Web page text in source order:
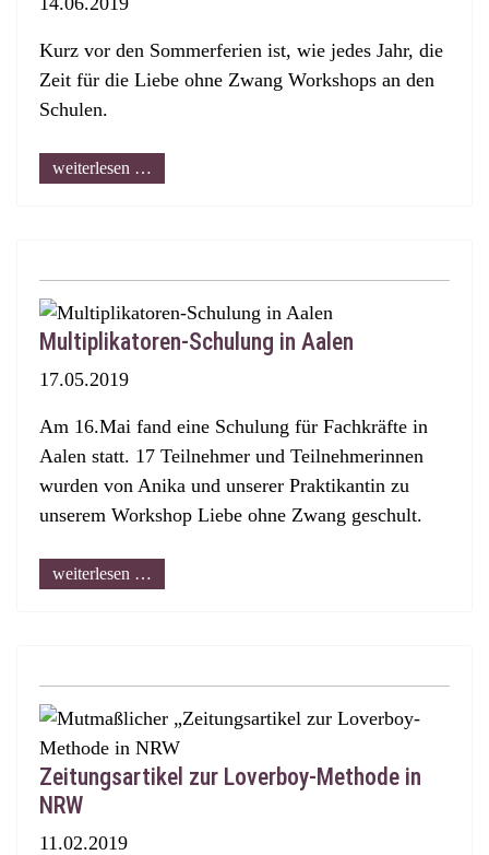
Kurz vor den Sommerferien ist, wie jedes Jahr, die
Zeit für die Liebe ohne Zwang Workshops an den
Schulen.
weiterlesen …
Multiplikatoren-Schulung in Aalen
17.05.2019
Am 16.Mai fand eine Schulung für Fachkräfte in
Aalen statt. 17 Teilnehmer und Teilnehmerinnen
wurden von Anika und unserer Praktikantin zu
unserem Workshop Liebe ohne Zwang geschult.
weiterlesen …
Zeitungsartikel zur Loverboy-Methode in
NRW
11.02.2019